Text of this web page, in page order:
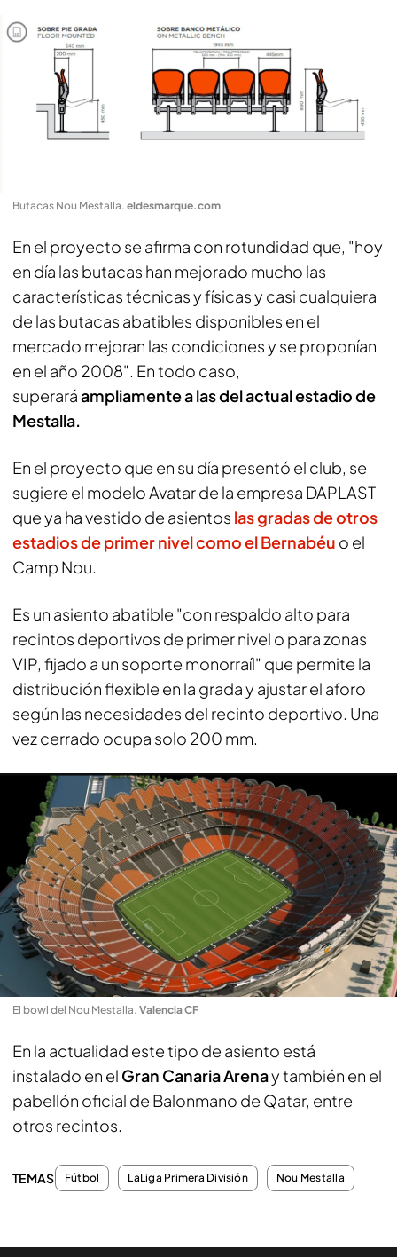
Butacas Nou Mestalla. eldesmarque.com
En el proyecto se afirma con rotundidad que, "hoy
en día las butacas han mejorado mucho las
características técnicas y físicas y casi cualquiera
de las butacas abatibles disponibles en el
mercado mejoran las condiciones y se proponían
en el año 2008". En todo caso,
superaráampliamente a las del actual estadio de
Mestalla.
En el proyecto que en su día presentó el club, se
sugiere el modelo Avatar de la empresa DAPLAST
que ya ha vestido de asientos las gradas de otros
estadios de primer nivel como el Bernabéu o el
Camp Nou.
Es un asiento abatible "con respaldo alto para
recintos deportivos de primer nivel o para zonas
VIP, fijado a un soporte monorraíl" que permite la
distribución flexible en la grada y ajustar el aforo
según las necesidades del recinto deportivo. Una
vez cerrado ocupa solo 200 mm.
El bowl del Nou Mestalla. Valencia CF
En la actualidad este tipo de asiento está
instalado en el Gran Canaria Arenay también en el
pabellón oficial de Balonmano de Qatar, entre
otros recintos.
TEMAS Fútbol LaLiga Primera División Nou Mestalla